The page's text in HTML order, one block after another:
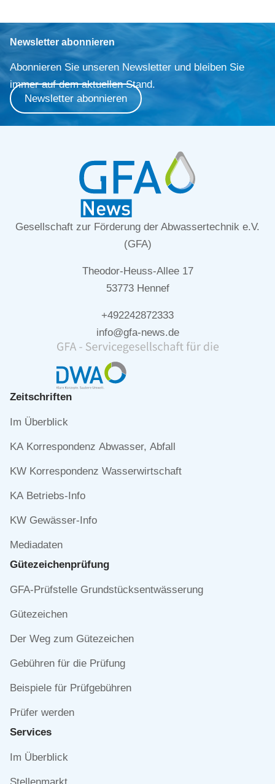
Newsletter abonnieren
Abonnieren Sie unseren Newsletter und bleiben Sie
immer auf dem aktuellen Stand.
Newsletter abonnieren
Gesellschaft zur Förderung der Abwassertechnik e.V.
(GFA)
Theodor-Heuss-Allee 17
53773 Hennef
+492242872333
info@gfa-news.de
Zeitschriften
Navigation
Im Überblick
KA Korrespondenz Abwasser, Abfall
KW Korrespondenz Wasserwirtschaft
KA Betriebs-Info
KW Gewässer-Info
Mediadaten
Gütezeichen­prüfung
Navigation
GFA-Prüfstelle Grundstücksentwässerung
Gütezeichen
Der Weg zum Gütezeichen
Gebühren für die Prüfung
Beispiele für Prüfgebühren
Prüfer werden
Services
Navigation
Im Überblick